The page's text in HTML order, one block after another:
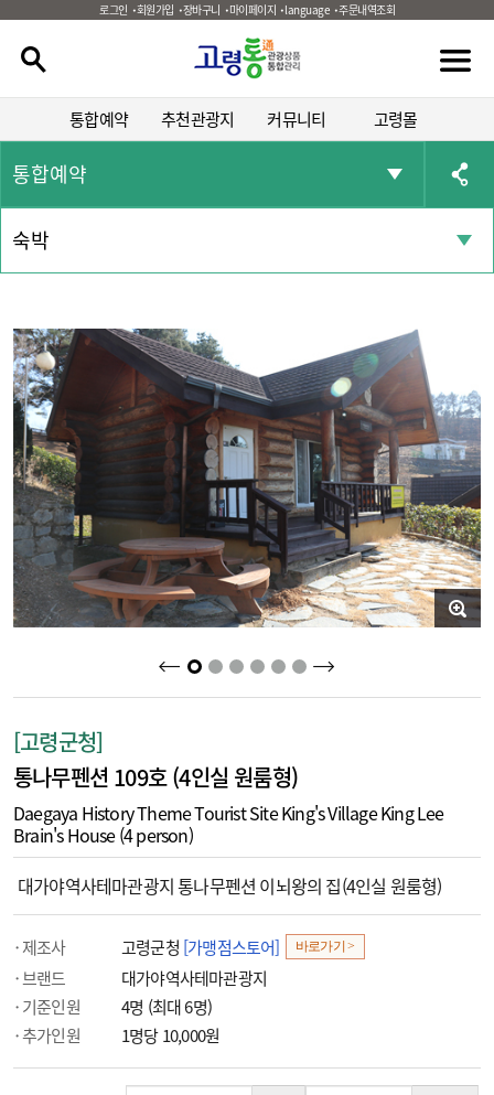
로그인 회원가입 장바구니 마이페이지 language 주문내역조회
통합예약 추천관광지 커뮤니티 고령몰
통합예약
숙박
2 3 4 5 6
[고령군청]
통나무펜션 109호 (4인실 원룸형)
Daegaya History Theme Tourist Site King's Village King Lee
Brain's House (4 person)
대가야역사테마관광지 통나무펜션 이뇌왕의 집(4인실 원룸형)
제조사 고령군청 [가맹점스토어] 바로가기 >
브랜드
대가야역사테마관광지
기준인원
4명 (최대 6명)
추가인원
1명당 10,000원